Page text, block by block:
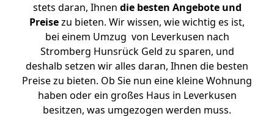
stets daran, Ihnen die besten Angebote und
Preisezu bieten. Wir wissen, wie wichtig es ist,
bei einem Umzug von Leverkusen nach
Stromberg Hunsrück Geld zu sparen, und
deshalb setzen wir alles daran, Ihnen die besten
Preise zu bieten. Ob Sie nun eine kleine Wohnung
haben oder ein großes Haus in Leverkusen
besitzen, was umgezogen werden muss.